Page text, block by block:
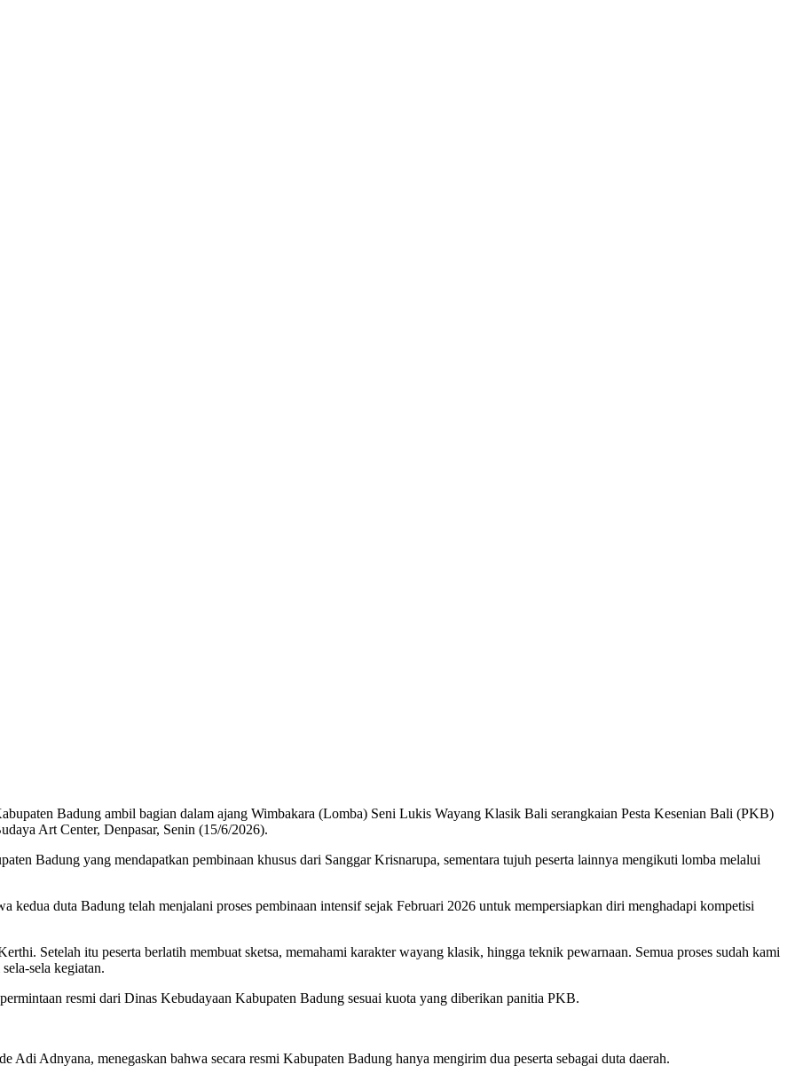
Badung ambil bagian dalam ajang Wimbakara (Lomba) Seni Lukis Wayang Klasik Bali serangkaian Pesta Kesenian Bali (PKB)
Art Center, Denpasar, Senin (15/6/2026).
Badung yang mendapatkan pembinaan khusus dari Sanggar Krisnarupa, sementara tujuh peserta lainnya mengikuti lomba melalui
duta Badung telah menjalani proses pembinaan intensif sejak Februari 2026 untuk mempersiapkan diri menghadapi kompetisi
Setelah itu peserta berlatih membuat sketsa, memahami karakter wayang klasik, hingga teknik pewarnaan. Semua proses sudah kami
sela kegiatan.
resmi dari Dinas Kebudayaan Kabupaten Badung sesuai kuota yang diberikan panitia PKB.
Adnyana, menegaskan bahwa secara resmi Kabupaten Badung hanya mengirim dua peserta sebagai duta daerah.